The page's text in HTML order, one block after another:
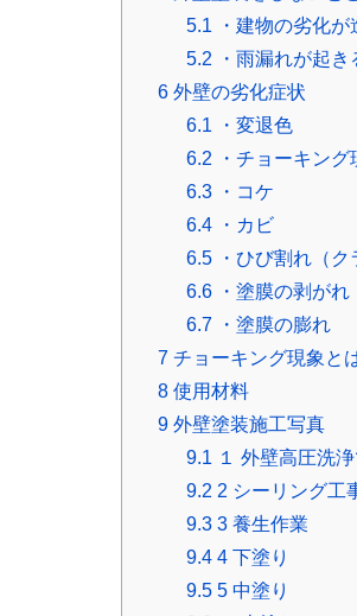
5.1 ・建物の劣化が
5.2 ・雨漏れが起き
6 外壁の劣化症状
6.1 ・変退色
6.2 ・チョーキング
6.3 ・コケ
6.4 ・カビ
6.5 ・ひび割れ（ク
6.6 ・塗膜の剥がれ
6.7 ・塗膜の膨れ
7 チョーキング現象と
8 使用材料
9 外壁塗装施工写真
9.1 １ 外壁高圧洗
9.2 2 シーリング工
9.3 3 養生作業
9.4 4 下塗り
9.5 5 中塗り